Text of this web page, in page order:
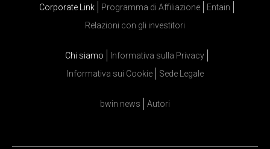
Corporate Link Programma di Affiliazione
Entain
Relazioni con gli investitori
Chi siamo
Informativa sulla Privacy
Informativa sui Cookie
Sede Legale
bwin news Autori